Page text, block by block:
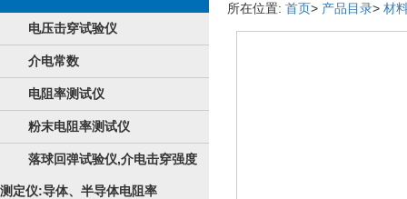
电压击穿试验仪
介电常数
电阻率测试仪
粉末电阻率测试仪
落球回弹试验仪,介电击穿强度
测定仪:导体、半导体电阻率
所在位置: 首页> 产品目录> 材